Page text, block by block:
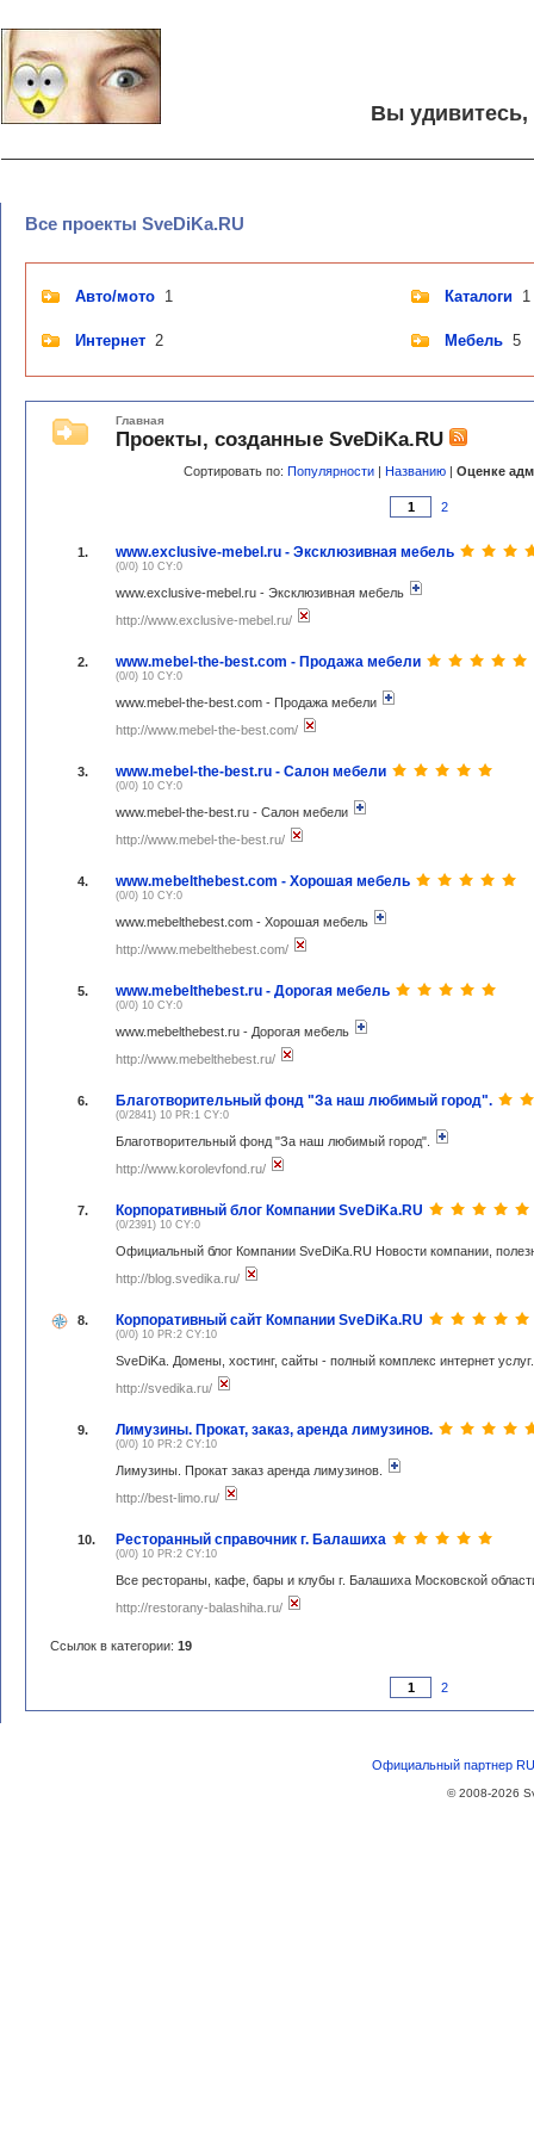
Вы
Все проекты SveDiKa.RU
Авто/мото 1
Интернет 2
Каталоги 1
Мебель 5
Главная
Проекты, созданные SveDiKa.RU
Сортировать по: Популярности | Названию | Оценке
2
1. www.exclusive-mebel.ru - Эксклюзивная мебель
(0/0) 10 CY:0
www.exclusive-mebel.ru - Эксклюзивная мебель
http://www.exclusive-mebel.ru/
2. www.mebel-the-best.com - Продажа мебели
(0/0) 10 CY:0
www.mebel-the-best.com - Продажа мебели
http://www.mebel-the-best.com/
3. www.mebel-the-best.ru - Салон мебели
(0/0) 10 CY:0
www.mebel-the-best.ru - Салон мебели
http://www.mebel-the-best.ru/
4. www.mebelthebest.com - Хорошая мебель
(0/0) 10 CY:0
www.mebelthebest.com - Хорошая мебель
http://www.mebelthebest.com/
5. www.mebelthebest.ru - Дорогая мебель
(0/0) 10 CY:0
www.mebelthebest.ru - Дорогая мебель
http://www.mebelthebest.ru/
6. Благотворительный фонд "За наш любимый город".
(0/2841) 10 PR:1 CY:0
Благотворительный фонд "За наш любимый город".
http://www.korolevfond.ru/
7. Корпоративный блог Компании SveDiKa.RU
(0/2391) 10 CY:0
Официальный блог Компании SveDiKa.RU Новости компании,
http://blog.svedika.ru/
8. Корпоративный сайт Компании SveDiKa.RU
(0/0) 10 PR:2 CY:10
SveDiKa. Домены, хостинг, сайты - полный комплекс интернет
http://svedika.ru/
9. Лимузины. Прокат, заказ, аренда лимузинов.
(0/0) 10 PR:2 CY:10
Лимузины. Прокат заказ аренда лимузинов.
http://best-limo.ru/
10. Ресторанный справочник г. Балашиха
(0/0) 10 PR:2 CY:10
Все рестораны, кафе, бары и клубы г. Балашиха Московской
http://restorany-balashiha.ru/
Ссылок в категории: 19
2
Официальный партнер
© 2008-2026